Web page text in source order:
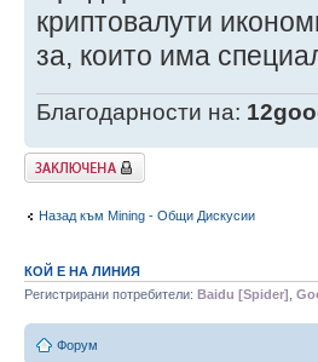
криптовалути
за, които има
Благодарности на:
Заключена
Назад към Mining - Общи Дискусии
КОЙ Е НА ЛИНИЯ
Регистрирани потребители: Baidu [Spider]
Форум